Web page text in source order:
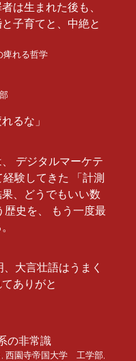
は生まれた後も、
子育てと、中絶と
痺れる哲学
るな」
デジタルマーケテ
験してきた 「計測
、どうでもいい数
歴史を、 もう一度最
大言壮語はうまく
ありがと
の非常識
, 西園寺帝国大学 工学部,